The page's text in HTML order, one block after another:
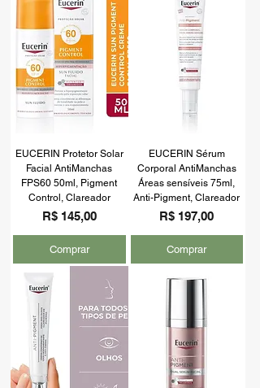
EUCERIN Protetor Solar
Facial AntiManchas
FPS60 50ml, Pigment
Control, Clareador
Preço
R$ 145,00
Comprar
EUCERIN Sérum
Corporal AntiManchas
Áreas sensíveis 75ml,
Anti-Pigment, Clareador
Preço
R$ 197,00
Comprar